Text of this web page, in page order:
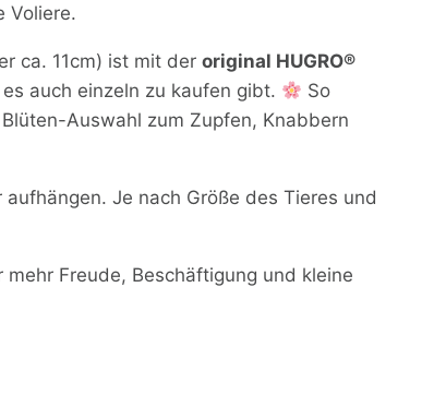
Voliere.
ca. 11cm) ist mit der original HUGRO®
auch einzeln zu kaufen gibt.
So
Auswahl zum Zupfen, Knabbern
Je nach Größe des Tieres und
Freude, Beschäftigung und kleine